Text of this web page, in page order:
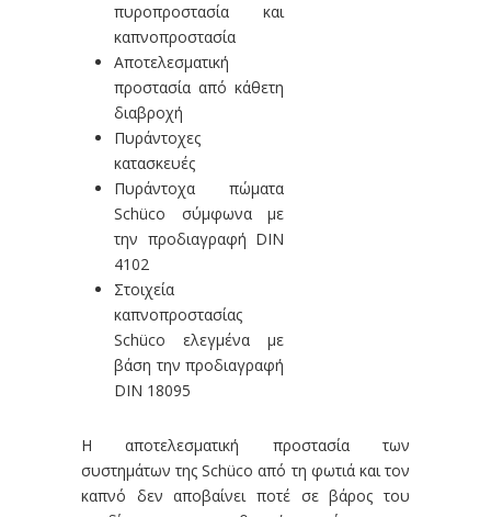
πυροπροστασία και
καπνοπροστασία
Αποτελεσματική
προστασία από κάθετη
διαβροχή
Πυράντοχες
κατασκευές
Πυράντοχα πώματα
Schüco σύμφωνα με
την προδιαγραφή DIN
4102
Στοιχεία
καπνοπροστασίας
Schüco ελεγμένα με
βάση την προδιαγραφή
DIN 18095
Η αποτελεσματική προστασία των
συστημάτων της Schüco από τη φωτιά και τον
καπνό δεν αποβαίνει ποτέ σε βάρος του